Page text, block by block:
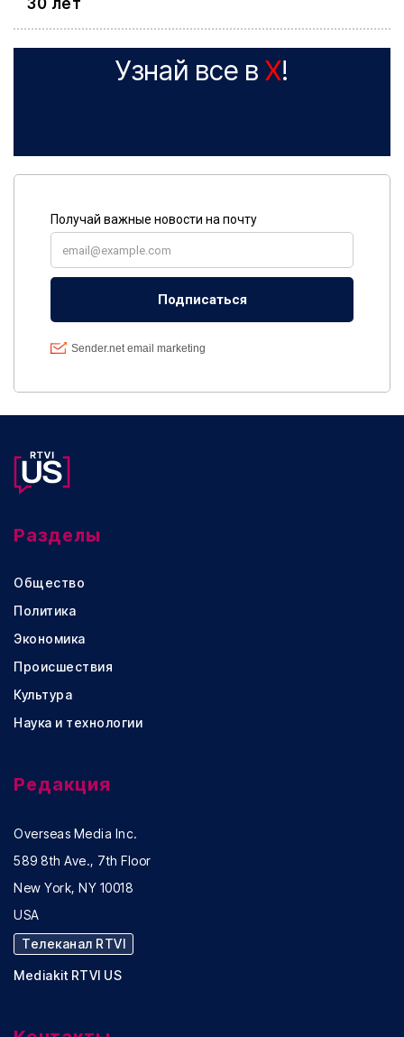
30 лет
Узнай все в X!
Разделы
Общество
Политика
Экономика
Происшествия
Культура
Наука и технологии
Редакция
Overseas Media Inc.
589 8th Ave., 7th Floor
New York, NY 10018
USA
Телеканал RTVI
Mediakit RTVI US